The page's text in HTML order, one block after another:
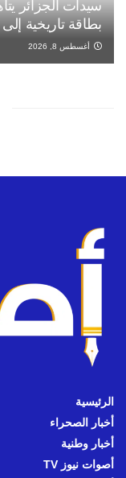
سيدات الجزائر
بطاقة تاريخية إلى
أغسطس 8, 2026
الرئيسية
أخبار الصحراء
أخبار وطنية
أصوات نيوز TV